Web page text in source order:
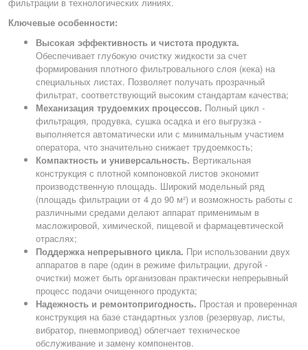
Ключевые особенности:
Высокая эффективность и чистота продукта.
Обеспечивает глубокую очистку жидкости за счет
формирования плотного фильтровального слоя (кека) на
специальных листах. Позволяет получать прозрачный
фильтрат, соответствующий высоким стандартам качества;
Механизация трудоемких процессов. Полный цикл -
фильтрация, продувка, сушка осадка и его выгрузка -
выполняется автоматически или с минимальным участием
оператора, что значительно снижает трудоемкость;
Компактность и универсальность. Вертикальная
конструкция с плотной компоновкой листов экономит
производственную площадь. Широкий модельный ряд
(площадь фильтрации от 4 до 90 м²) и возможность работы с
различными средами делают аппарат применимым в
масложировой, химической, пищевой и фармацевтической
отраслях;
Поддержка непрерывного цикла. При использовании двух
аппаратов в паре (один в режиме фильтрации, другой -
очистки) может быть организован практически непрерывный
процесс подачи очищенного продукта;
Надежность и ремонтопригодность. Простая и проверенная
конструкция на базе стандартных узлов (резервуар, листы,
вибратор, пневмопривод) облегчает техническое
обслуживание и замену компонентов.